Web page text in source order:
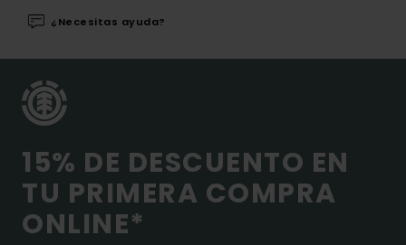
¿Necesitas ayuda?
15% DE DESCUENTO EN
TU PRIMERA COMPRA
ONLINE*